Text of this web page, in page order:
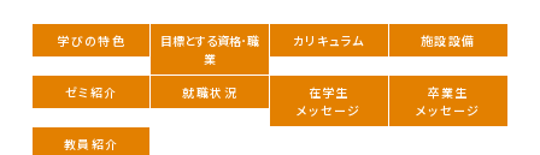
学びの特色
目標とする資格･職
業
カリキュラム 施設設備
ゼミ紹介 就職状況
在学生
メッセージ
卒業生
メッセージ
教員紹介